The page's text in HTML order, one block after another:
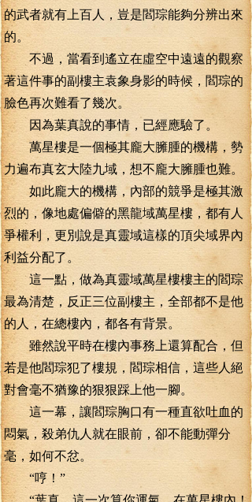
的武者就有上百人，豈是閻琮能夠分辨出來
的。
不過，當看到遙立在虛空中遠遠的觀察
著這件事的副樓主袁象身影的時候，閻琮的
臉色再次難看了幾次。
因為葉真說的事情，已經應驗了。
萬星樓是一個極其龐大臃腫的機構，勢
力遍布真玄大陸九域，想不龐大臃腫也難。
如此龐大的機構，內部的競爭是極其激
烈的，像地處偏僻的黑龍域萬星樓，都有人
爭權利，更別說是真靈域這樣的頂尖域界內
利益分配了。
這一點，做為真靈域萬星樓樓主的閻琮
最為清楚，反正三位副樓主，全部都不是他
的人，在總樓內，都各有背景。
雖然說平時在樓內事務上還算配合，但
若是他閻琮犯了樓規，閻琮相信，這些人絕
對會毫不猶豫的狠狠踩上他一腳。
這一幕，讓閻琮胸口有一種直欲吐血的
悶氣，殺弟仇人就在眼前，卻不能動彈分
毫，如何不忿。
“哼！”